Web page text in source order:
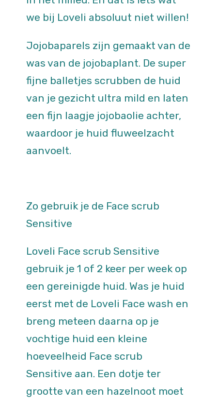
we bij Loveli absoluut niet willen!
Jojobaparels zijn gemaakt van de
was van de jojobaplant. De super
fijne balletjes scrubben de huid
van je gezicht ultra mild en laten
een fijn laagje jojobaolie achter,
waardoor je huid fluweelzacht
aanvoelt.
Zo gebruik je de Face scrub
Sensitive
Loveli Face scrub Sensitive
gebruik je 1 of 2 keer per week op
een gereinigde huid. Was je huid
eerst met de Loveli Face wash en
breng meteen daarna op je
vochtige huid een kleine
hoeveelheid Face scrub
Sensitive aan. Een dotje ter
grootte van een hazelnoot moet